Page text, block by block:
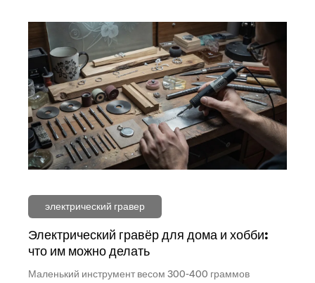
электрический гравер
Электрический гравёр для дома и хобби:
что им можно делать
Маленький инструмент весом 300-400 граммов